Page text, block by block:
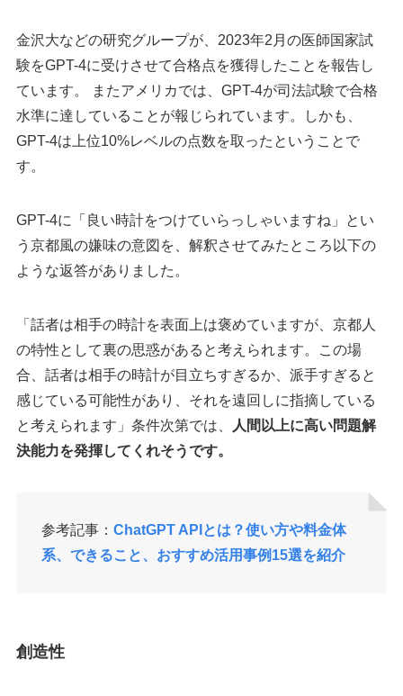
金沢大などの研究グループが、2023年2月の医師国家試
験をGPT-4に受けさせて合格点を獲得したことを報告し
ています。 またアメリカでは、GPT-4が司法試験で合格
水準に達していることが報じられています。しかも、
GPT-4は上位10%レベルの点数を取ったということで
す。
GPT-4に「良い時計をつけていらっしゃいますね」とい
う京都風の嫌味の意図を、解釈させてみたところ以下の
ような返答がありました。
「話者は相手の時計を表面上は褒めていますが、京都人
の特性として裏の思惑があると考えられます。この場
合、話者は相手の時計が目立ちすぎるか、派手すぎると
感じている可能性があり、それを遠回しに指摘している
と考えられます」条件次第では、
人間以上に高い問題解
決能力を発揮してくれそうです。
参考記事： ChatGPT APIとは？使い方や料金体
系、できること、おすすめ活用事例15選を紹介
創造性